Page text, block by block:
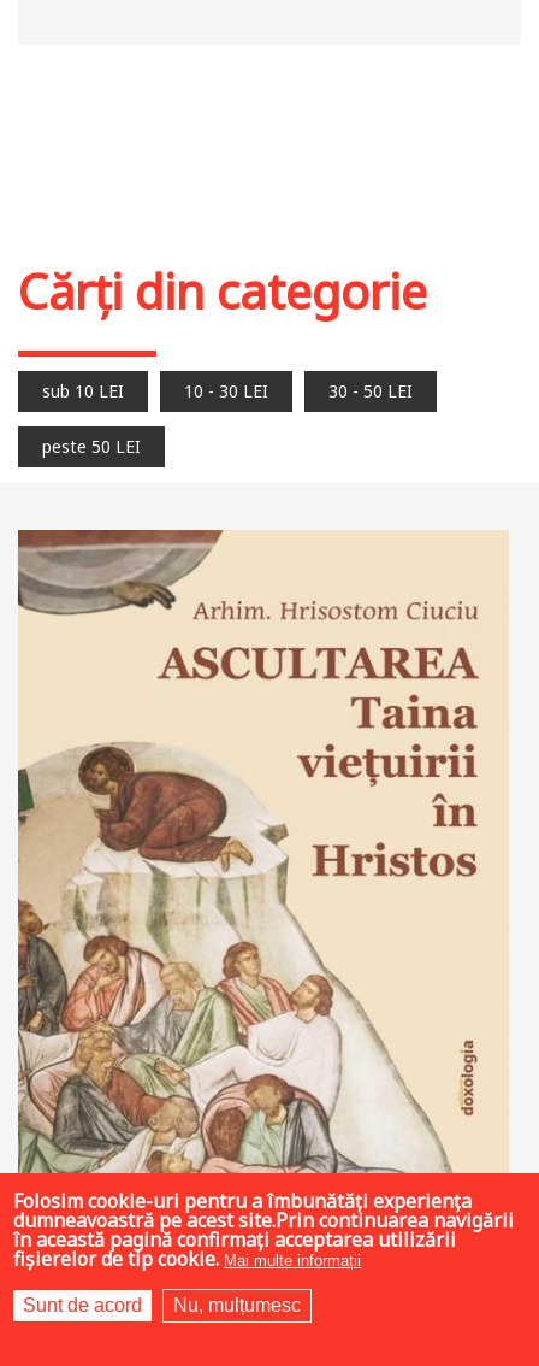
Cărți din categorie
sub 10 LEI 10 - 30 LEI 30 - 50 LEI
peste 50 LEI
35 LEI
Folosim cookie-uri pentru a îmbunătăți experiența
dumneavoastră pe acest site.Prin continuarea navigării
în această pagină confirmați acceptarea utilizării
fișierelor de tip cookie. Mai multe informații
Sunt de acord Nu, mulțumesc